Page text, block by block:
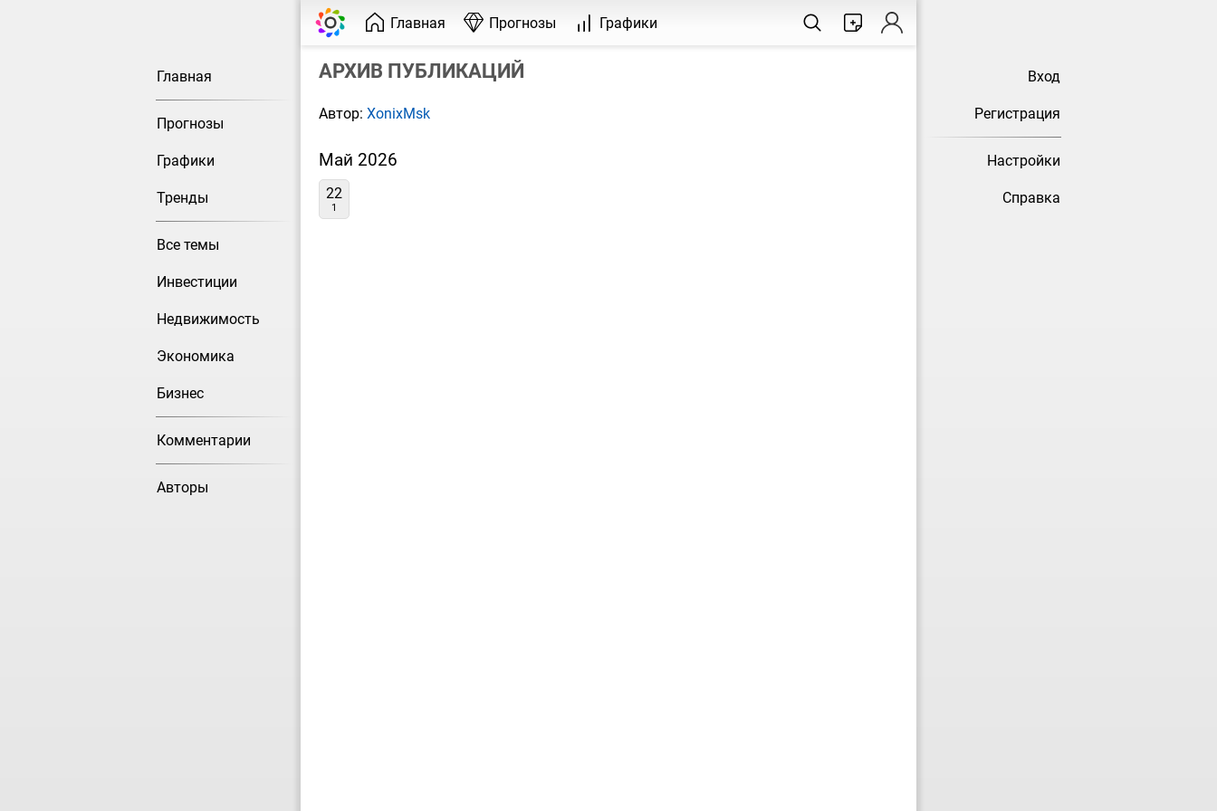
Главная Прогнозы Графики
Главная
Прогнозы
Графики
Тренды
Все темы
Инвестиции
Недвижимость
Экономика
Бизнес
Комментарии
Авторы
Вход
Регистрация
Настройки
Справка
АРХИВ ПУБЛИКАЦИЙ
Автор: XonixMsk
Май 2026
22
1